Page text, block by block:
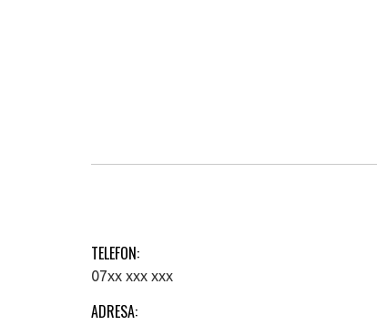
TELEFON:
07xx xxx xxx
ADRESA: